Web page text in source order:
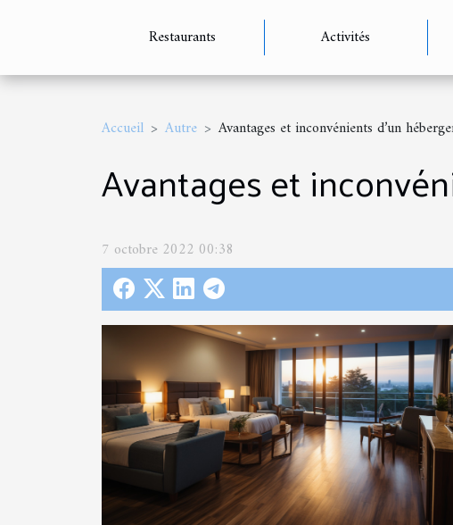
Restaurants Activités
Accueil Autre Avantages et inconvénients d’un
Avantages et
7 octobre 2022 00:38